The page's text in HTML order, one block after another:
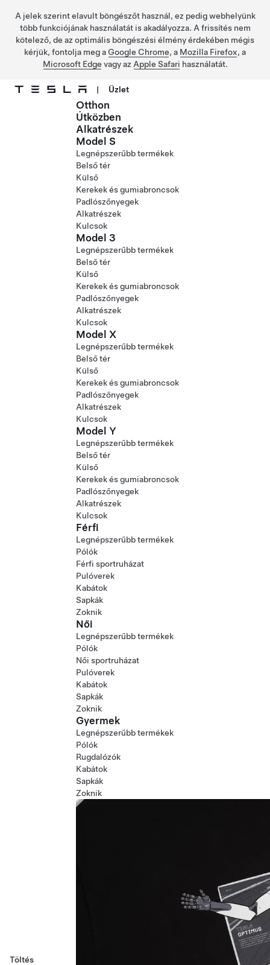
A jelek szerint elavult böngészőt használ, ez pedig webhelyünk
több funkciójának használatát is akadályozza. A frissítés nem
kötelező, de az optimális böngészési élmény érdekében mégis
kérjük, fontolja meg a Google Chrome, a Mozilla Firefox, a
Microsoft Edge vagy az Apple Safari használatát.
| Üzlet
Töltés
Otthon
Útközben
Alkatrészek
Model S
Legnépszerűbb termékek
Belső tér
Külső
Kerekek és gumiabroncsok
Padlószőnyegek
Alkatrészek
Kulcsok
Model 3
Legnépszerűbb termékek
Belső tér
Külső
Kerekek és gumiabroncsok
Padlószőnyegek
Alkatrészek
Kulcsok
Model X
Legnépszerűbb termékek
Belső tér
Külső
Kerekek és gumiabroncsok
Padlószőnyegek
Alkatrészek
Kulcsok
Model Y
Legnépszerűbb termékek
Belső tér
Külső
Kerekek és gumiabroncsok
Padlószőnyegek
Alkatrészek
Kulcsok
Férfi
Legnépszerűbb termékek
Pólók
Férfi sportruházat
Pulóverek
Kabátok
Sapkák
Zoknik
Női
Legnépszerűbb termékek
Pólók
Női sportruházat
Pulóverek
Kabátok
Sapkák
Zoknik
Gyermek
Legnépszerűbb termékek
Pólók
Rugdalózók
Kabátok
Sapkák
Zoknik